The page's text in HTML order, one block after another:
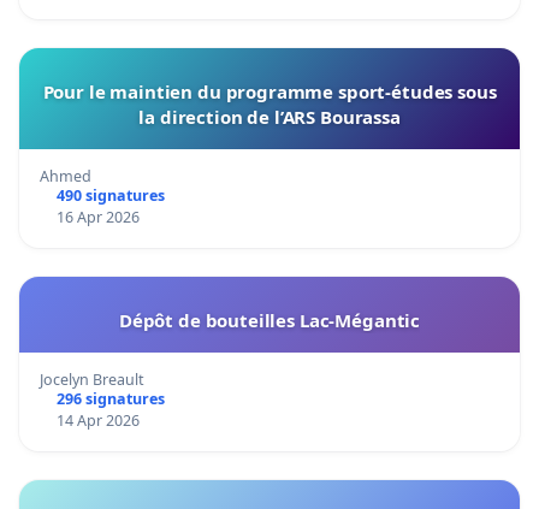
Pour le maintien du programme sport-études sous
la direction de l’ARS Bourassa
Ahmed
490 signatures
16 Apr 2026
Dépôt de bouteilles Lac-Mégantic
Jocelyn Breault
296 signatures
14 Apr 2026